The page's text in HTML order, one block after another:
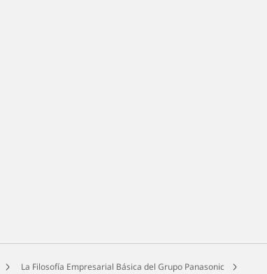
La Filosofía Empresarial Básica del Grupo Panasonic